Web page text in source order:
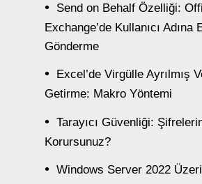
Send on Behalf Özelliği:
Exchange’de Kullanıcı Adına
Gönderme
Excel’de Virgülle Ayrılmış
Getirme: Makro Yöntemi
Tarayıcı Güvenliği:
Korursunuz?
Windows Server 2022